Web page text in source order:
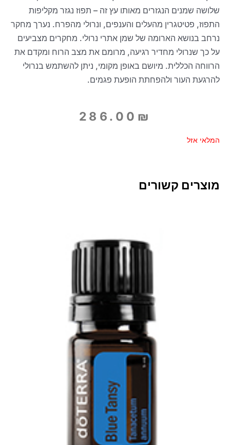
שלושה שמנים הנגזרים מאותו עץ זה – תפוז נגזר מקליפות
התפוז, פטיטגרין מהעלים והענפים, ונרולי מהפרח. נערך מחקר
נרחב בנושא הארומה של שמן אתרי נרולי. מחקרים מצביעים
על כך שנרולי מחדיר רגיעה, מרומם את מצב הרוח ומקדם את
הרווחה הכללית. מיושם באופן מקומי, ניתן להשתמש בנרולי
להרגעת העור ולהפחתת הופעת פגמים.
286.00 ₪
המלאי אזל
מוצרים קשורים